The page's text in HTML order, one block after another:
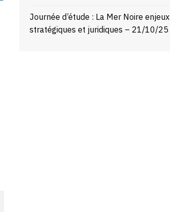
Journée d’étude : La Mer Noire enjeux
stratégiques et juridiques – 21/10/25